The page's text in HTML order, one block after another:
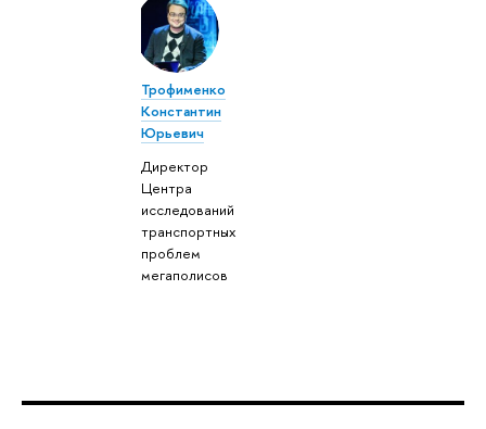
Трофименко
Константин
Юрьевич
Директор
Центра
исследований
транспортных
проблем
мегаполисов